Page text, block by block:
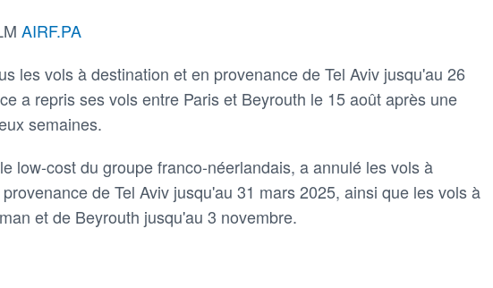
AIRF.PA
les vols à destination et en provenance de Tel Aviv jusqu'au 26
a repris ses vols entre Paris et Beyrouth le 15 août après une
semaines.
low-cost du groupe franco-néerlandais, a annulé les vols à
de Tel Aviv jusqu'au 31 mars 2025, ainsi que les vols à
et de Beyrouth jusqu'au 3 novembre.